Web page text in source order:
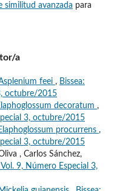
similitud avanzada para
a
feei , Bissea:
octubre/2015
decoratum ,
3, octubre/2015
procurrens ,
3, octubre/2015
, Carlos Sánchez,
Vol. 9, Número Especial 3,